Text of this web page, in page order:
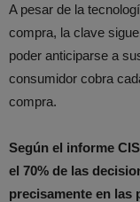
A pesar de la
compra, la clave
poder anticiparse a
consumidor cobra
compra.
Según el informe
el 70% de las
precisamente en las